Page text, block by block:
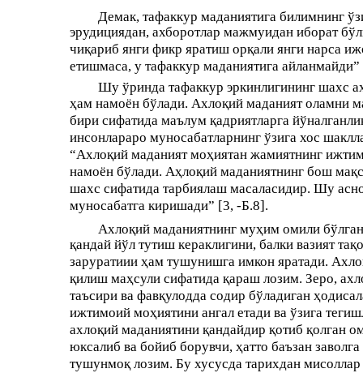
Демак, тафаккур маданиятига билимнинг
эрудициядан, ахборотлар мажмуидан иборат
чиқариб янги фикр яратиш орқали янги нарса
етишмаса, у тафаккур маданиятига
Шу ўринда тафаккур эркинлигининг шахс
ҳам намоён бўлади. Ахлоқий маданият оламни
бири сифатида маълум қадриятларга
инсонлараро муносабатларнинг ўзига хос
“Ахлоқий маданият моҳиятан жамиятнинг
намоён бўлади. Аҳлоқий маданиятнинг бош
шахс сифатида тарбиялаш масаласидир. Шу
муносабатга киришади” [3, -Б.8].
Ахлоқий маданиятнинг муҳим омили
қандай йўл тутиш кераклигини, балки вазият
заруратиии ҳам тушунишга имкон яратади.
қилиш маҳсули сифатида қараш лозим. Зеро,
таъсири ва фавқулодда содир бўладиган
ижтимоий моҳиятини ангал етади ва ўзига
ахлоқий маданиятини қандайдир қотиб қолган
юксалиб ва бойиб борувчи, ҳатто баъзан
тушунмоқ лозим. Бу хусусда тарихдан